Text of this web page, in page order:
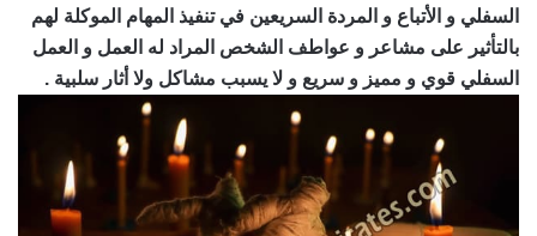
السفلي و الأتباع و المردة السريعين في تنفيذ المهام الموكلة لهم
بالتأثير على مشاعر و عواطف الشخص المراد له العمل و العمل
السفلي قوي و مميز و سريع و لا يسبب مشاكل ولا أثار سلبية .